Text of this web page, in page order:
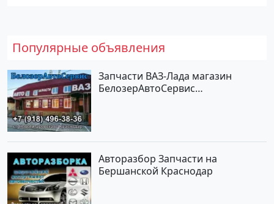
Популярные объявления
Запчасти ВАЗ-Лада магазин
БелозерАвтоСервис
Авторазбор Запчасти на
Бершанской Краснодар